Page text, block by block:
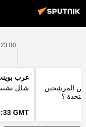
23:00
المرشحين
؟
عرب
شلل تشتت
GMT